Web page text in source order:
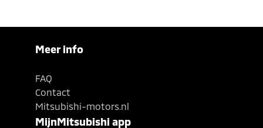
Meer info
FAQ
Contact
Mitsubishi-motors.nl
MijnMitsubishi app